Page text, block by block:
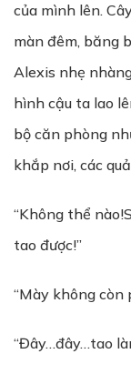
của mình lên.
màn đêm, băng
Alexis nhẹ
hình cậu ta lao
bộ căn phòng
khắp nơi, các
“Không thể
tao được!”
“Mày không còn
“Đây…đây…tao